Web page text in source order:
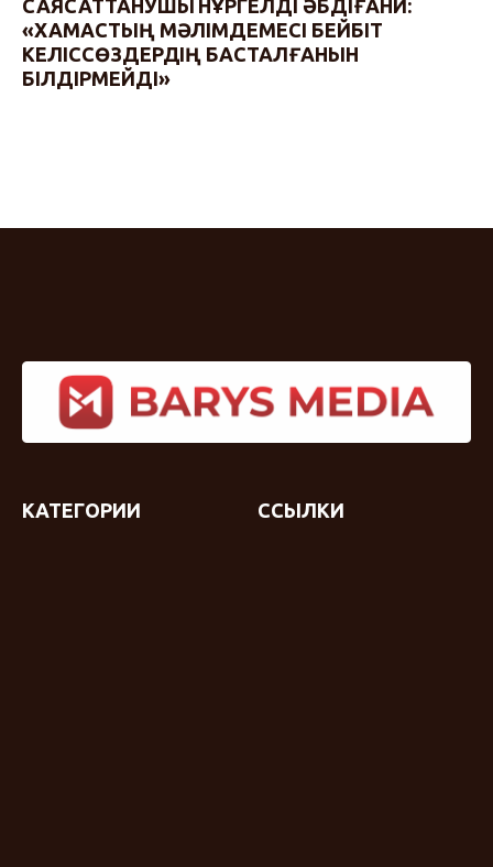
САЯСАТТАНУШЫ НҰРГЕЛДІ ӘБДІҒАНИ:
«ХАМАСТЫҢ МӘЛІМДЕМЕСІ БЕЙБІТ
КЕЛІССӨЗДЕРДІҢ БАСТАЛҒАНЫН
БІЛДІРМЕЙДІ»
КАТЕГОРИИ ССЫЛКИ